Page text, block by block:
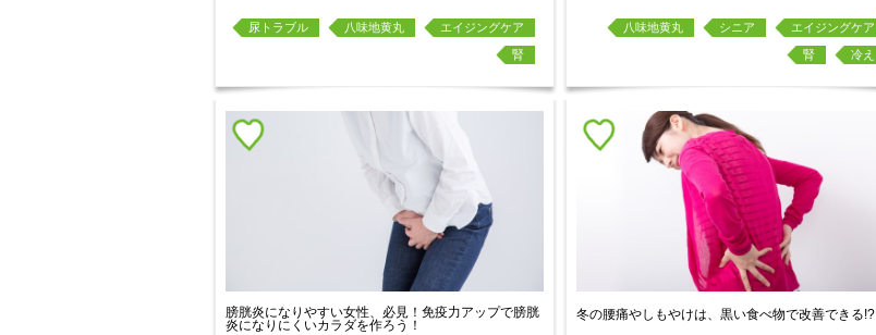
エイジングケア
八味地黄丸
尿トラブル
腎
エイジングケア
シニア
八味地黄丸
冷え
腎
膀胱炎になりやすい女性、必見！免疫力アップで膀胱
炎になりにくいカラダを作ろう！
冬の腰痛やしもやけは、黒い食べ物で改善できる!?